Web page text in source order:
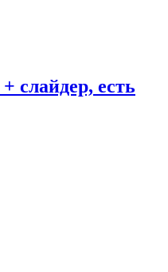
слайдер, есть